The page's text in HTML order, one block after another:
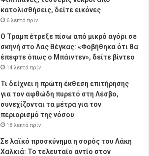
κατολισθήσεις, δείτε εικόνες
6 λεπτά πρίν
Ο Τραμπ έτρεξε πίσω από μικρό αγόρι σε
σκηνή στο Λας Βέγκας: «Φοβήθηκα ότι θα
έπεφτε όπως ο Μπάιντεν», δείτε βίντεο
14 λεπτά πρίν
Τι δείχνει η πρώτη έκθεση επιτήρησης
για τον αφθώδη πυρετό στη Λέσβο,
συνεχίζονται τα μέτρα για τον
περιορισμό της νόσου
18 λεπτά πρίν
Σε λαϊκό προσκύνημα η σορός του Λάκη
Χαλκιά: Το τελευταίο αντίο στον